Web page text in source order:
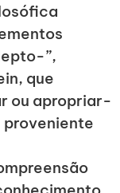
”,
que
ou apropriar-
proveniente